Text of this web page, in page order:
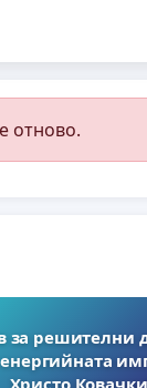
отново.
за решителни